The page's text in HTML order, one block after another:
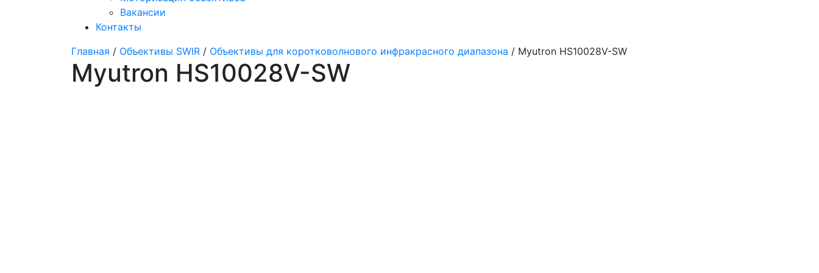
Вакансии
Контакты
Главная / Объективы SWIR / Объективы для коротковолнового инфракрасного диапазона / Myutron HS10028V-SW
Myutron HS10028V-SW